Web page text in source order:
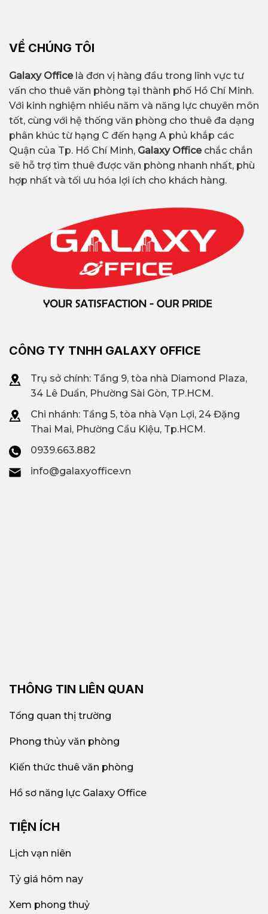
VỀ CHÚNG TÔI
Galaxy Officelà đơn vị hàng đầu trong lĩnh vực tư
vấn cho thuê văn phòng tại thành phố Hồ Chí Minh.
Với kinh nghiệm nhiều năm và năng lực chuyên môn
tốt, cùng với hệ thống văn phòng cho thuê đa dạng
phân khúc từ hạng C đến hạng A phủ khắp các
Quận của Tp. Hồ Chí Minh, Galaxy Office chắc chắn
sẽ hỗ trợ tìm thuê được văn phòng nhanh nhất, phù
hợp nhất và tối ưu hóa lợi ích cho khách hàng.
CÔNG TY TNHH GALAXY OFFICE
Trụ sở chính: Tầng 9, tòa nhà Diamond Plaza,
34 Lê Duẩn, Phường Sài Gòn, TP.HCM.
Chi nhánh: Tầng 5, tòa nhà Vạn Lợi, 24 Đặng
Thai Mai, Phường Cầu Kiệu, Tp.HCM.
0939.663.882
info@galaxyoffice.vn
THÔNG TIN LIÊN QUAN
Tổng quan thị trường
Phong thủy văn phòng
Kiến thức thuê văn phòng
Hồ sơ năng lực Galaxy Office
TIỆN ÍCH
Lịch vạn niên
Tỷ giá hôm nay
Xem phong thuỷ